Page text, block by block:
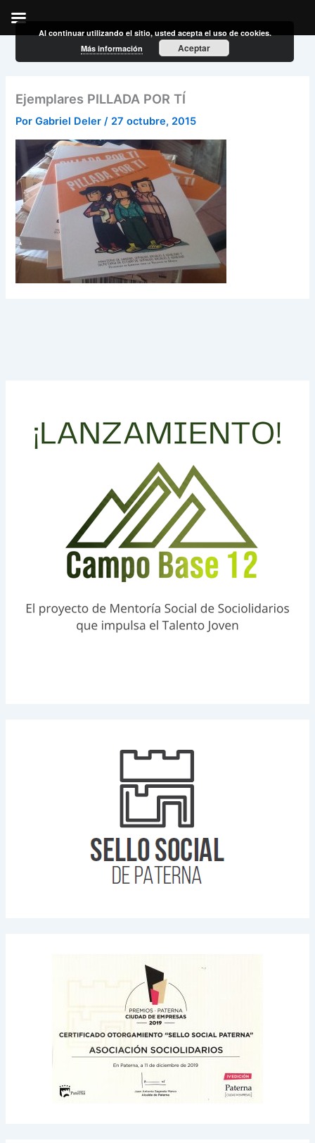
Ejemplares PILLADA POR TÍ
PorGabriel Deler/ 27 octubre, 2015
Al continuar utilizando el sitio, usted acepta el uso de cookies.
Más información
Aceptar